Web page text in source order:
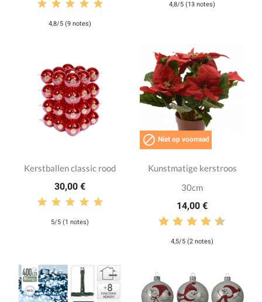
4,8/5 (9 notes)
4,8/5 (13 notes)
Kerstballen classic rood
30,00 €
5/5 (1 notes)
 Niet op voorraad
Kunstmatige kerstroos
30cm
14,00 €
4,5/5 (2 notes)